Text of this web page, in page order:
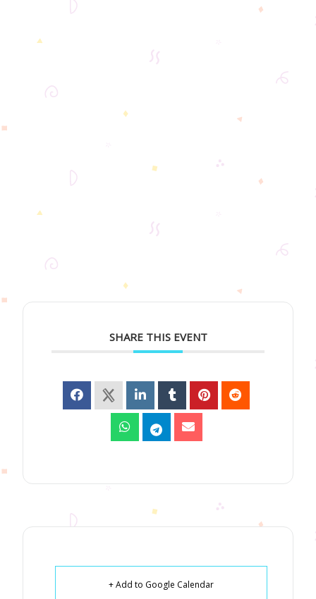
SHARE THIS EVENT
+ Add to Google Calendar